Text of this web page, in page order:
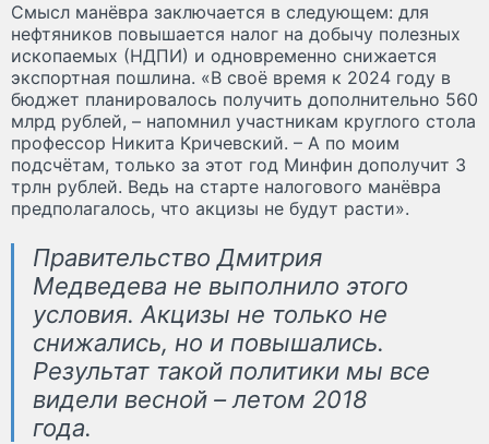
Смысл манёвра заключается в следующем: для
нефтяников повышается налог на добычу полезных
ископаемых (НДПИ) и одновременно снижается
экспортная пошлина. «В своё время к 2024 году в
бюджет планировалось получить дополнительно 560
млрд рублей, – напомнил участникам круглого стола
профессор Никита Кричевский. – А по моим
подсчётам, только за этот год Минфин дополучит 3
трлн рублей. Ведь на старте налогового манёвра
предполагалось, что акцизы не будут расти».
Правительство Дмитрия
Медведева не выполнило этого
условия. Акцизы не только не
снижались, но и повышались.
Результат такой политики мы все
видели весной – летом 2018
года.